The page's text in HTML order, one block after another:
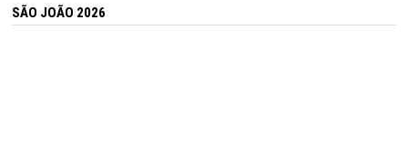
SÃO JOÃO 2026